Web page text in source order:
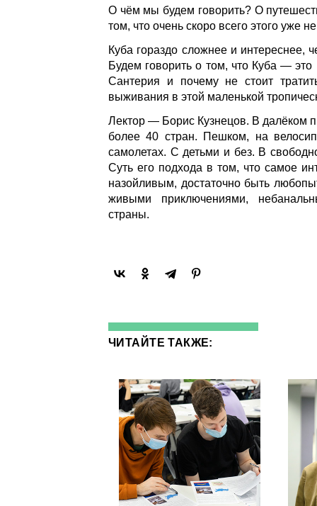
О чём мы будем говорить? О
том, что очень скоро всего этого уже не
Куба гораздо сложнее и интереснее,
Будем говорить о том, что Куба —
Сантерия и почему не стоит
выживания в этой маленькой
Лектор — Борис Кузнецов. В далёком
более 40 стран. Пешком, на
самолетах. С детьми и без. В
Суть его подхода в том, что самое
назойливым, достаточно быть
живыми приключениями,
страны.
ЧИТАЙТЕ ТАКЖЕ: